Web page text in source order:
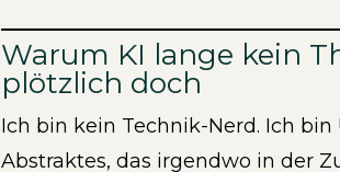
Warum KI lange kein
plötzlich doch
Ich bin kein Technik-Nerd. Ich
Abstraktes, das irgendwo in der